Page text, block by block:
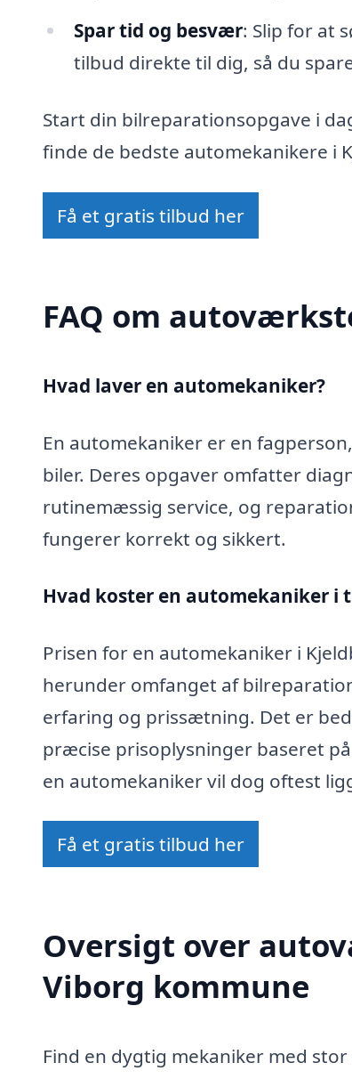
Spar tid og besvær: Slip for at
tilbud direkte til dig, så du
Start din bilreparationsopgave i
finde de bedste automekanikere i
Få et gratis tilbud her
FAQ om
Hvad laver en automekaniker?
En automekaniker er en
biler. Deres opgaver omfatter
rutinemæssig service, og
fungerer korrekt og sikkert.
Hvad koster en automekaniker i
Prisen for en automekaniker i
herunder omfanget af
erfaring og prissætning. Det er
præcise prisoplysninger baseret
en automekaniker vil dog oftest
Få et gratis tilbud her
Oversigt over
Viborg kommune
Find en dygtig mekaniker med